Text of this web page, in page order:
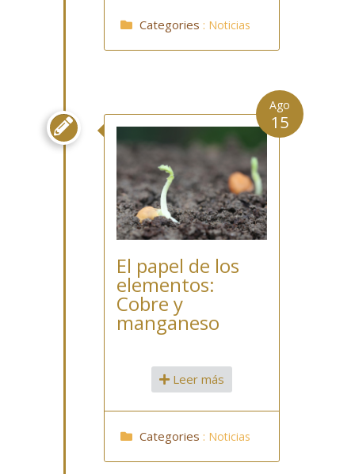
Categories : Noticias

El papel de los
elementos:
Cobre y
manganeso
Ago
15
Leer más
Categories : Noticias